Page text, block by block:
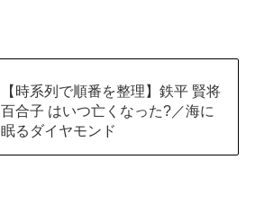
【時系列で順番を整理】鉄平 賢将
百合子 はいつ亡くなった?／海に
眠るダイヤモンド